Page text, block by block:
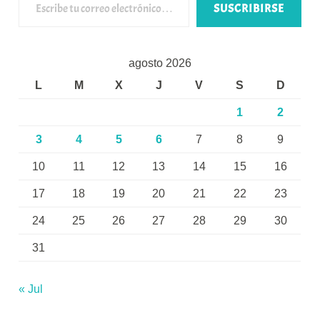
SUSCRIBIRSE
agosto 2026
L
M X J V S D
1 2
3 4 5 6 7 8 9
10 11 12 13 14 15 16
17 18 19 20 21 22 23
24 25 26 27 28 29 30
31
« Jul